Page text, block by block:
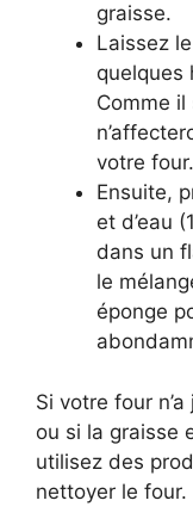
graisse.
Laissez
quelques
Comme il
votre four.
Ensuite,
et d’eau
dans un
le
éponge
Si votre four
ou si la graisse
utilisez des
nettoyer le four.